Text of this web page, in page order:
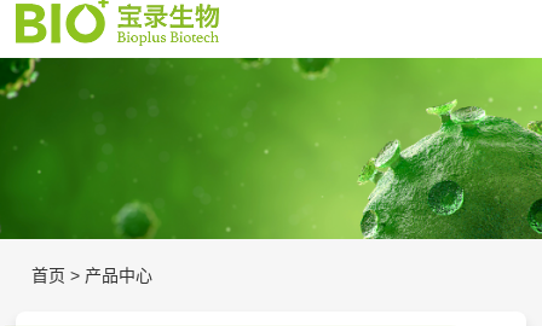
首页 > 产品中心